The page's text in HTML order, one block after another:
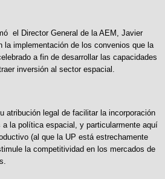
el Director General de la AEM, Javier
la implementación de los convenios que la
a fin de desarrollar las capacidades
inversión al sector espacial.
atribución legal de facilitar la incorporación
la política espacial, y particularmente aquí
(al que la UP está estrechamente
la competitividad en los mercados de